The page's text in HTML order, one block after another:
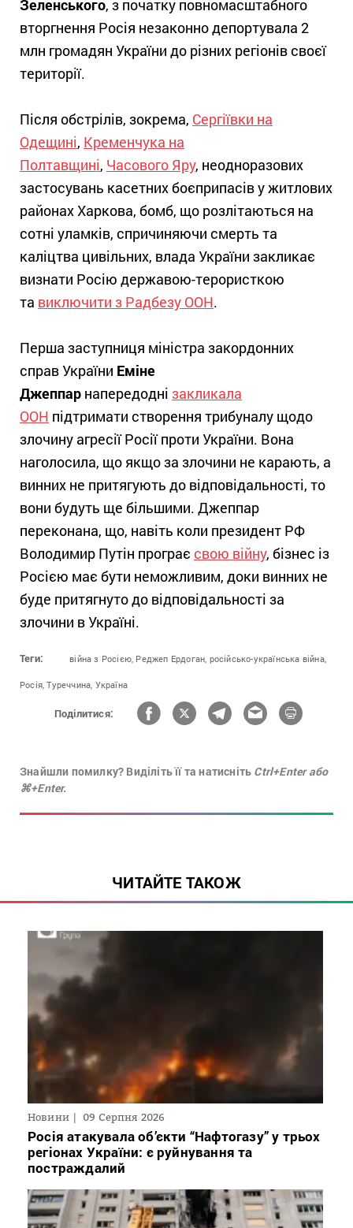
Зеленського, з початку повномасштабного
вторгнення Росія незаконно депортувала 2
млн громадян України до різних регіонів своєї
території.
Після обстрілів, зокрема, Сергіївки на
Одещині, Кременчука на
Полтавщині, Часового Яру, неодноразових
застосувань касетних боєприпасів у житлових
районах Харкова, бомб, що розлітаються на
сотні уламків, спричиняючи смерть та
каліцтва цивільних, влада України закликає
визнати Росію державою-терористкою
та виключити з Радбезу ООН.
Перша заступниця міністра закордонних
справ України Еміне
Джеппар напередодні закликала
ООН підтримати створення трибуналу щодо
злочину агресії Росії проти України. Вона
наголосила, що якщо за злочини не карають, а
винних не притягують до відповідальності, то
вони будуть ще більшими. Джеппар
переконана, що, навіть коли президент РФ
Володимир Путін програє свою війну, бізнес із
Росією має бути неможливим, доки винних не
буде притягнуто до відповідальності за
злочини в Україні.
Теги: війна з Росією, Реджеп Ердоган, російсько-українська війна,
Росія, Туреччина, Україна
Поділитися:
Знайшли помилку? Виділіть її та натисніть Ctrl+Enter або
⌘+Enter.
ЧИТАЙТЕ ТАКОЖ
Новини 09 Серпня 2026
Росія атакувала об’єкти “Нафтогазу” у трьох
регіонах України: є руйнування та
постраждалий